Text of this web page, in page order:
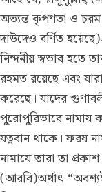
অত্যন্ত কৃপণতা ও চরম
দাউদেও বর্ণিত
নিন্দনীয় স্বভাব হতে
রহমত রয়েছে এবং
করেছে। যাদের
পুরোপুরিভাবে নামায
যত্নবান থাকে। ফরয
নামাযে তারা তা
(আরবি)অর্থাৎ